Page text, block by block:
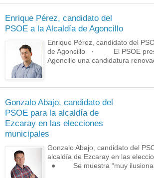
Enrique Pérez, candidato del
PSOE a la Alcaldía de Agoncillo
Enrique Pérez, candidato del
de Agoncillo · El PSOE
Agoncillo una candidatura
Gonzalo Abajo, candidato del
PSOE para la alcaldía de
Ezcaray en las elecciones
municipales
Gonzalo Abajo, candidato del
alcaldía de Ezcaray en las
● Se muestra “muy